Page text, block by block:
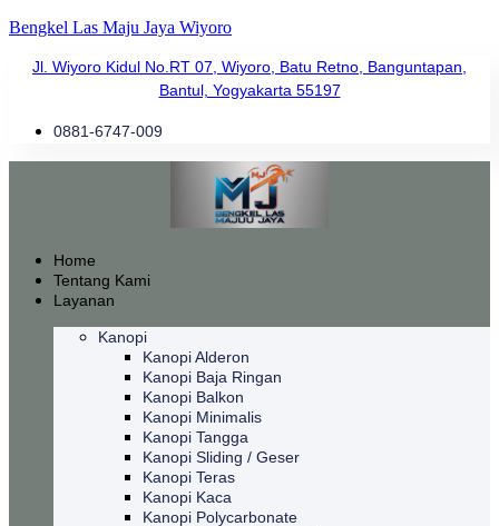
Bengkel Las Maju Jaya Wiyoro
Jl. Wiyoro Kidul No.RT 07, Wiyoro, Batu Retno, Banguntapan,
Bantul, Yogyakarta 55197
0881-6747-009
Home
Tentang Kami
Layanan
Kanopi
Kanopi Alderon
Kanopi Baja Ringan
Kanopi Balkon
Kanopi Minimalis
Kanopi Tangga
Kanopi Sliding / Geser
Kanopi Teras
Kanopi Kaca
Kanopi Polycarbonate